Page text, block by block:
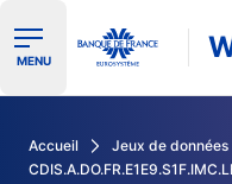
Ouvrir le menu de
MENU
Accueil Jeux de données